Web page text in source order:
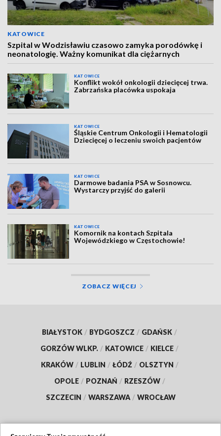
KATOWICE
Szpital w Wodzisławiu czasowo zamyka porodówkę i
neonatologię. Ważny komunikat dla ciężarnych
KATOWICE
Konflikt wokół onkologii dziecięcej trwa.
Zabrzańska placówka uspokaja
KATOWICE
Śląskie Centrum Onkologii i Hematologii
Dziecięcej o leczeniu swoich pacjentów
KATOWICE
Darmowe badania PSA w Sosnowcu.
Wystarczy przyjść do galerii
KATOWICE
Komornik na kontach Szpitala
Wojewódzkiego w Częstochowie!
ZOBACZ WIĘCEJ
BIAŁYSTOK / BYDGOSZCZ / GDAŃSK /
GORZÓW WLKP. / KATOWICE / KIELCE /
KRAKÓW / LUBLIN / ŁÓDŹ / OLSZTYN /
OPOLE / POZNAŃ / RZESZÓW /
SZCZECIN / WARSZAWA / WROCŁAW